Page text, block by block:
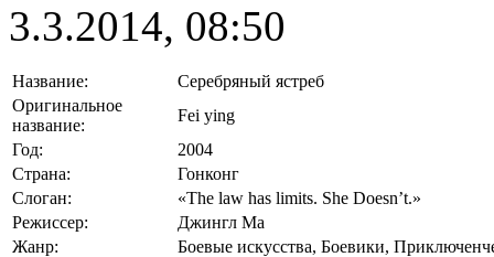
3.3.2014, 08:50
Название:
Серебряный ястреб
Оригинальное
название:
Fei ying
Год:
2004
Страна:
Гонконг
Слоган:
«The law has limits. She Doesn’t.»
Режиссер:
Джингл Ма
Жанр:
Боевые искусства, Боевики,